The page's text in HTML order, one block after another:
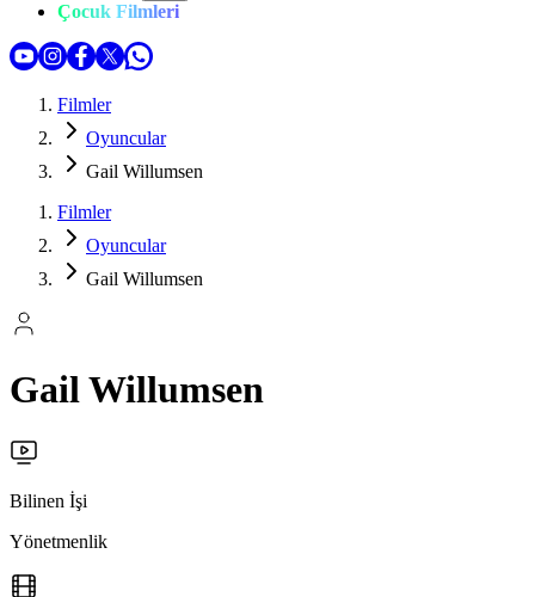
Çocuk Filmleri
Filmler
Oyuncular
Gail Willumsen
Filmler
Oyuncular
Gail Willumsen
Gail Willumsen
Bilinen İşi
Yönetmenlik